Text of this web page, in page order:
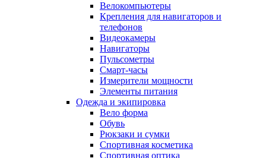
Велокомпьютеры
Крепления для навигаторов и
телефонов
Видеокамеры
Навигаторы
Пульсометры
Смарт-часы
Измерители мощности
Элементы питания
Одежда и экипировка
Вело форма
Обувь
Рюкзаки и сумки
Спортивная косметика
Спортивная оптика